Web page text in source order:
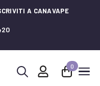
A CANAVAPE
0